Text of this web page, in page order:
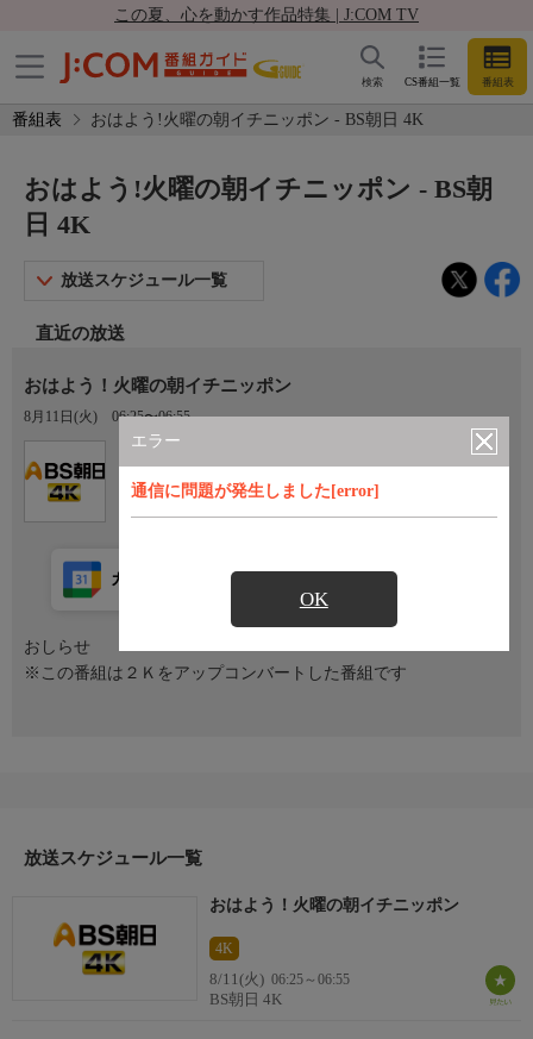
この夏、心を動かす作品特集 | J:COM TV
CS番組一覧 番組表
検索
番組表 おはよう!火曜の朝イチニッポン - BS朝日 4K
エラー
通信に問題が発生しました[error]
OK
おはよう!火曜の朝イチニッポン - BS朝
日 4K
放送スケジュール一覧
直近の放送
おはよう！火曜の朝イチニッポン
8月11日(火) 06:25〜06:55
カレンダー登録 アプリ視聴
おしらせ
※この番組は２Ｋをアップコンバートした番組です
放送スケジュール一覧
おはよう！火曜の朝イチニッポン
4K
8/11(火) 06:25～06:55
BS朝日 4K